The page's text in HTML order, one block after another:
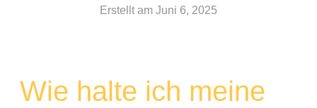
Erstellt am Juni 6, 2025
Wie halte ich meine